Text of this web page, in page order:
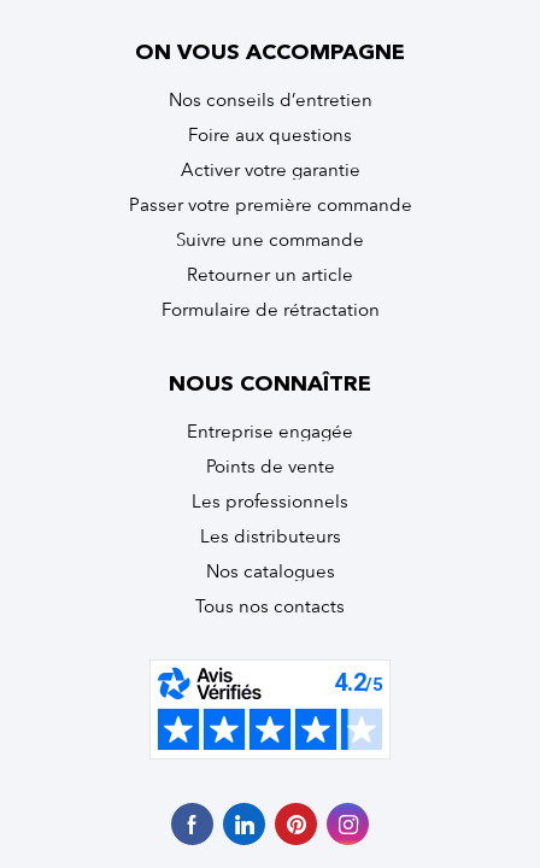
ON VOUS ACCOMPAGNE
Nos conseils d’entretien
Foire aux questions
Activer votre garantie
Passer votre première commande
Suivre une commande
Retourner un article
Formulaire de rétractation
NOUS CONNAÎTRE
Entreprise engagée
Points de vente
Les professionnels
Les distributeurs
Nos catalogues
Tous nos contacts